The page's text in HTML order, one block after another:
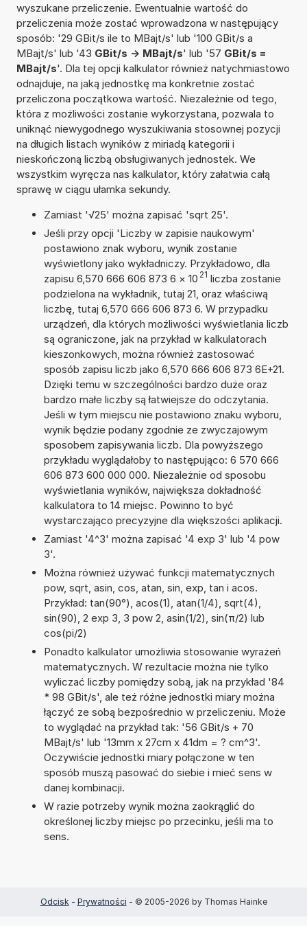
wyszukane przeliczenie. Ewentualnie wartość do
przeliczenia może zostać wprowadzona w następujący
sposób: '29 GBit/s ile to MBajt/s' lub '100 GBit/s a
MBajt/s' lub '43 GBit/s -> MBajt/s' lub '57 GBit/s =
MBajt/s'. Dla tej opcji kalkulator również natychmiastowo
odnajduje, na jaką jednostkę ma konkretnie zostać
przeliczona początkowa wartość. Niezależnie od tego,
która z możliwości zostanie wykorzystana, pozwala to
uniknąć niewygodnego wyszukiwania stosownej pozycji
na długich listach wyników z miriadą kategorii i
nieskończoną liczbą obsługiwanych jednostek. We
wszystkim wyręcza nas kalkulator, który załatwia całą
sprawę w ciągu ułamka sekundy.
Zamiast '√25' można zapisać 'sqrt 25'.
Jeśli przy opcji 'Liczby w zapisie naukowym'
postawiono znak wyboru, wynik zostanie
wyświetlony jako wykładniczy. Przykładowo, dla
zapisu 6,570 666 606 873 6 × 10 21 liczba zostanie
podzielona na wykładnik, tutaj 21, oraz właściwą
liczbę, tutaj 6,570 666 606 873 6. W przypadku
urządzeń, dla których możliwości wyświetlania liczb
są ograniczone, jak na przykład w kalkulatorach
kieszonkowych, można również zastosować
sposób zapisu liczb jako 6,570 666 606 873 6E+21.
Dzięki temu w szczególności bardzo duże oraz
bardzo małe liczby są łatwiejsze do odczytania.
Jeśli w tym miejscu nie postawiono znaku wyboru,
wynik będzie podany zgodnie ze zwyczajowym
sposobem zapisywania liczb. Dla powyższego
przykładu wyglądałoby to następująco: 6 570 666
606 873 600 000 000. Niezależnie od sposobu
wyświetlania wyników, największa dokładność
kalkulatora to 14 miejsc. Powinno to być
wystarczająco precyzyjne dla większości aplikacji.
Zamiast '4^3' można zapisać '4 exp 3' lub '4 pow
3'.
Można również używać funkcji matematycznych
pow, sqrt, asin, cos, atan, sin, exp, tan i acos.
Przykład: tan(90°), acos(1), atan(1/4), sqrt(4),
sin(90), 2 exp 3, 3 pow 2, asin(1/2), sin(π/2) lub
cos(pi/2)
Ponadto kalkulator umożliwia stosowanie wyrażeń
matematycznych. W rezultacie można nie tylko
wyliczać liczby pomiędzy sobą, jak na przykład '84
* 98 GBit/s', ale też różne jednostki miary można
łączyć ze sobą bezpośrednio w przeliczeniu. Może
to wyglądać na przykład tak: '56 GBit/s + 70
MBajt/s' lub '13mm x 27cm x 41dm = ? cm^3'.
Oczywiście jednostki miary połączone w ten
sposób muszą pasować do siebie i mieć sens w
danej kombinacji.
W razie potrzeby wynik można zaokrąglić do
określonej liczby miejsc po przecinku, jeśli ma to
sens.
Odcisk - Prywatności - © 2005-2026 by Thomas Hainke